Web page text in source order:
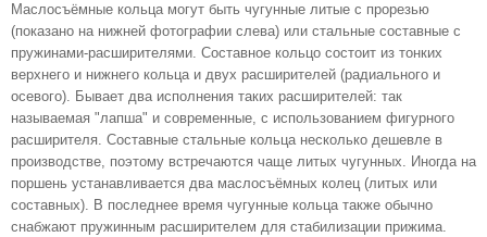
Маслосъёмные кольца могут быть чугунные литые с прорезью
(показано на нижней фотографии слева) или стальные составные с
пружинами-расширителями. Составное кольцо состоит из тонких
верхнего и нижнего кольца и двух расширителей (радиального и
осевого). Бывает два исполнения таких расширителей: так
называемая "лапша" и современные, с использованием фигурного
расширителя. Составные стальные кольца несколько дешевле в
производстве, поэтому встречаются чаще литых чугунных. Иногда на
поршень устанавливается два маслосъёмных колец (литых или
составных). В последнее время чугунные кольца также обычно
снабжают пружинным расширителем для стабилизации прижима.